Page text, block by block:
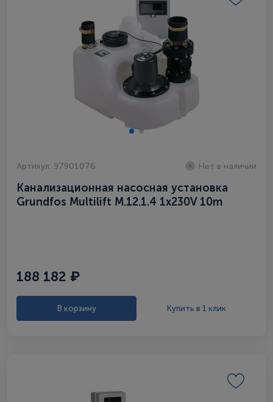
Артикул: 97901076 Нет в наличии
Канализационная насосная установка
Grundfos Multilift M.12.1.4 1x230V 10m
188 182 ₽
В корзину Купить в 1 клик